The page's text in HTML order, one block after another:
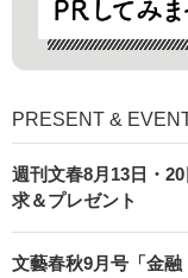
PRESENT &
週刊文春8月13日・
求＆プレゼント
文藝春秋9月号「金